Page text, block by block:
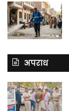
अपराध